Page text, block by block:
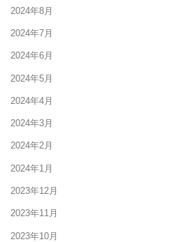
2024年8月
2024年7月
2024年6月
2024年5月
2024年4月
2024年3月
2024年2月
2024年1月
2023年12月
2023年11月
2023年10月